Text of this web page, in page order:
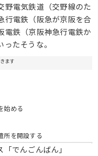
野電気鉄道（交野線のた
電鉄（阪急が京阪を合
鉄（京阪神急行電鉄か
たそうな。
ます
始める
所を開設する
でんごんばん」